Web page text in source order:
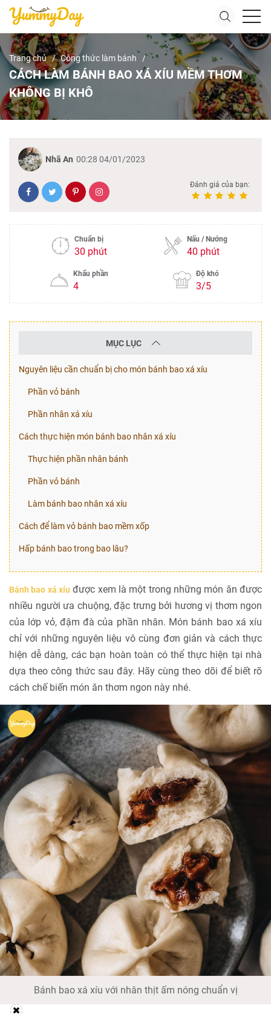
Trang chủ Công thức làm bánh
CÁCH LÀM BÁNH BAO XÁ XÍU MỀM THƠM
KHÔNG BỊ KHÔ
Nhã An 00:28 04/01/2023
Đánh giá của bạn:
Chuẩn bị
30 phút
Nấu / Nướng
40 phút
Khẩu phần
4
Độ khó
3/5
MỤC LỤC
Nguyên liệu cần chuẩn bị cho món bánh bao xá xíu
Phần vỏ bánh
Phần nhân xá xíu
Cách thực hiện món bánh bao nhân xá xíu
Thực hiện phần nhân bánh
Phần vỏ bánh
Làm bánh bao nhân xá xíu
Cách để làm vỏ bánh bao mềm xốp
Hấp bánh bao trong bao lâu?
Bánh bao xá xíu được xem là một trong những món ăn được
nhiều người ưa chuộng, đặc trưng bởi hương vị thơm ngon
của lớp vỏ, đậm đà của phần nhân. Món bánh bao xá xíu
chỉ với những nguyên liệu vô cùng đơn giản và cách thực
hiện dễ dàng, các bạn hoàn toàn có thể thực hiện tại nhà
dựa theo công thức sau đây. Hãy cùng theo dõi để biết rõ
cách chế biến món ăn thơm ngon này nhé.
Bánh bao xá xíu với nhân thịt ấm nóng chuẩn vị